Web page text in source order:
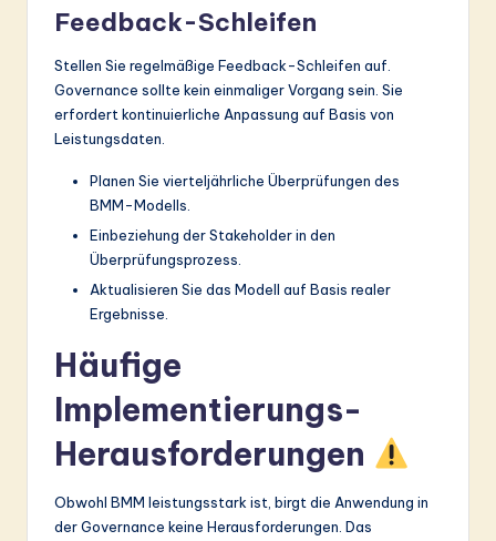
Feedback-Schleifen
Stellen Sie regelmäßige Feedback-Schleifen auf.
Governance sollte kein einmaliger Vorgang sein. Sie
erfordert kontinuierliche Anpassung auf Basis von
Leistungsdaten.
Planen Sie vierteljährliche Überprüfungen des
BMM-Modells.
Einbeziehung der Stakeholder in den
Überprüfungsprozess.
Aktualisieren Sie das Modell auf Basis realer
Ergebnisse.
Häufige
Implementierungs-
Herausforderungen
Obwohl BMM leistungsstark ist, birgt die Anwendung in
der Governance keine Herausforderungen. Das